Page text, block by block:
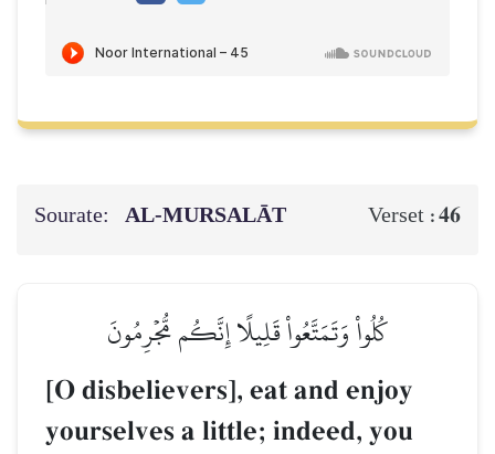
Sourate: AL‑MURSALĀT Verset :46
كُلُواْ وَتَمَتَّعُواْ قَلِيلًا إِنَّكُم مُّجۡرِمُونَ
[O disbelievers], eat and enjoy
yourselves a little; indeed, you